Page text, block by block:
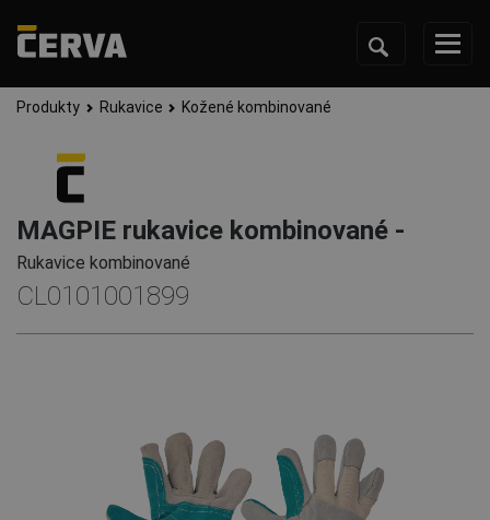
Produkty Rukavice Kožené kombinované
MAGPIE rukavice kombinované -
Rukavice kombinované
CL0101001899